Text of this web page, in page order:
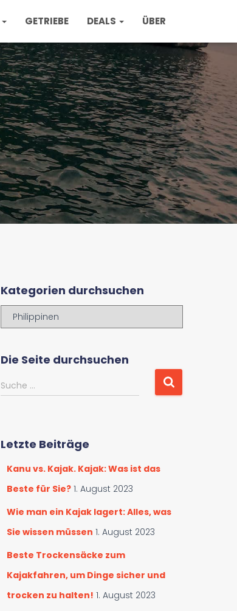
GETRIEBE DEALS ÜBER
Kategorien durchsuchen
a
g
r
d
Die Seite durchsuchen
S
u
n
Suche …
Letzte Beiträge
Kanu vs. Kajak. Kajak: Was ist das
Beste für Sie? 1. August 2023
Wie man ein Kajak lagert: Alles, was
Sie wissen müssen 1. August 2023
Beste Trockensäcke zum
Kajakfahren, um Dinge sicher und
trocken zu halten! 1. August 2023